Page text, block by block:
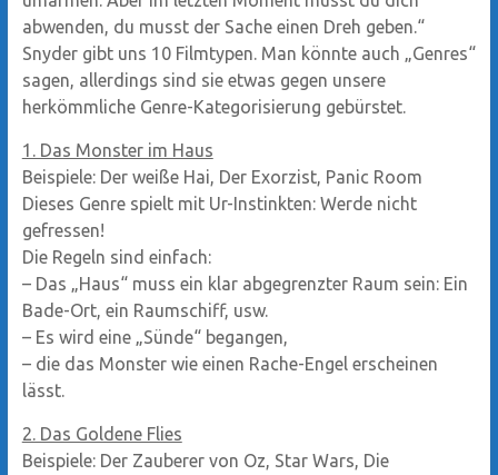
abwenden, du musst der Sache einen Dreh geben.“
Snyder gibt uns 10 Filmtypen. Man könnte auch „Genres“
sagen, allerdings sind sie etwas gegen unsere
herkömmliche Genre-Kategorisierung gebürstet.
1. Das Monster im Haus
Beispiele: Der weiße Hai, Der Exorzist, Panic Room
Dieses Genre spielt mit Ur-Instinkten: Werde nicht
gefressen!
Die Regeln sind einfach:
– Das „Haus“ muss ein klar abgegrenzter Raum sein: Ein
Bade-Ort, ein Raumschiff, usw.
– Es wird eine „Sünde“ begangen,
– die das Monster wie einen Rache-Engel erscheinen
lässt.
2. Das Goldene Flies
Beispiele: Der Zauberer von Oz, Star Wars, Die